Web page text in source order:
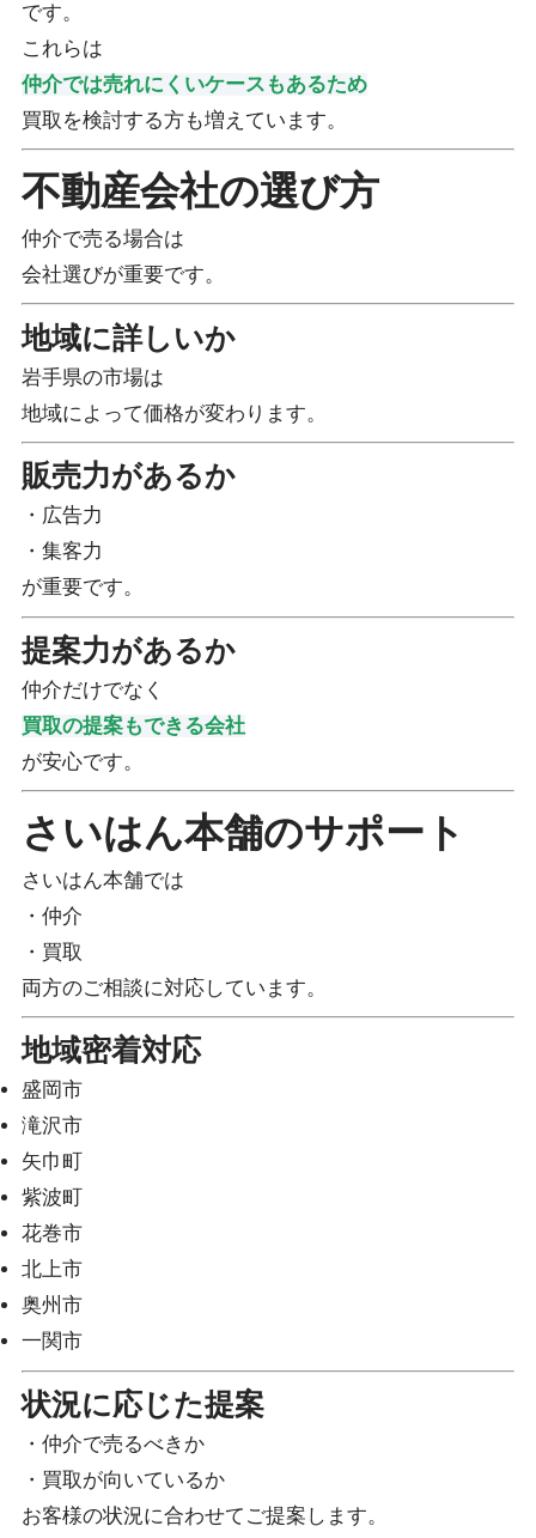
です。
これらは
仲介では売れにくいケースもあるため
買取を検討する方も増えています。
不動産会社の選び方
仲介で売る場合は
会社選びが重要です。
地域に詳しいか
岩手県の市場は
地域によって価格が変わります。
販売力があるか
・広告力
・集客力
が重要です。
提案力があるか
仲介だけでなく
買取の提案もできる会社
が安心です。
さいはん本舗のサポート
さいはん本舗では
・仲介
・買取
両方のご相談に対応しています。
地域密着対応
盛岡市
滝沢市
矢巾町
紫波町
花巻市
北上市
奥州市
一関市
状況に応じた提案
・仲介で売るべきか
・買取が向いているか
お客様の状況に合わせてご提案します。